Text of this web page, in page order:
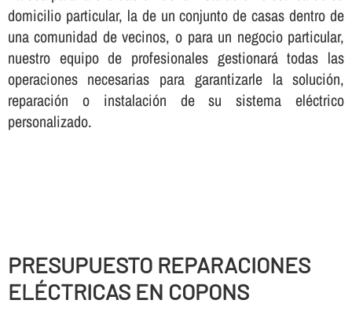
domicilio particular, la de un conjunto de casas dentro de
una comunidad de vecinos, o para un negocio particular,
nuestro equipo de profesionales gestionará todas las
operaciones necesarias para garantizarle la solución,
reparación o instalación de su sistema eléctrico
personalizado.
PRESUPUESTO REPARACIONES
ELÉCTRICAS EN COPONS